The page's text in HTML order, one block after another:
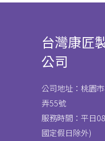
台灣康匠
公司
公司地址：桃園
弄55號
服務時間：平日
國定假日除外)